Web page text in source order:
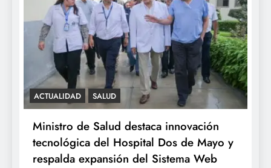
y
SALUD
Minsa: INSN Breña extirpa tumor
ovárico de cuatro kilos a niña de tres
años proveniente de Chanchamayo